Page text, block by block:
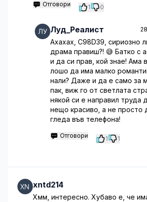
Отговори 1 0
Луд_Реалист
Ахахах, C98D39, сириозно
драма правиш?! 😅 Батко с
и да си прав, кой знае! Ама
лошо да има малко
нали? Даже и да е само за
пак, виж го от светлата
някой си е направил труда
нещо красиво, а не просто
гледа във телефона!
Отговори 1 1
xntd214
Хмм, интересно. Хубаво е, че